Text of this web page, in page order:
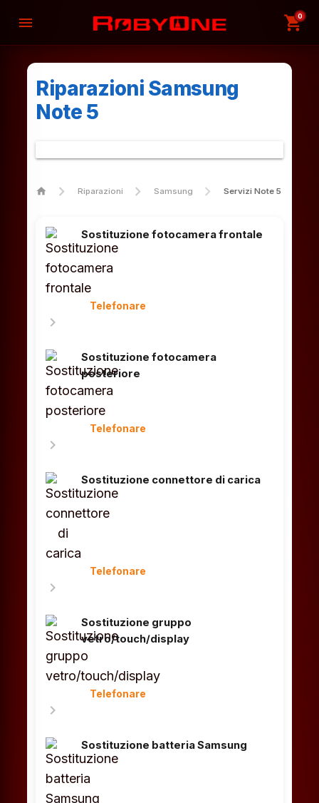
menu shopping_cart
0
Riparazioni Samsung
Note 5
home Riparazioni Samsung Servizi Note 5
Sostituzione fotocamera frontale
Telefonare
chevron_right
Sostituzione fotocamera
posteriore
Telefonare
chevron_right
Sostituzione connettore di carica
Telefonare
chevron_right
Sostituzione gruppo
vetro/touch/display
Telefonare
chevron_right
Sostituzione batteria Samsung